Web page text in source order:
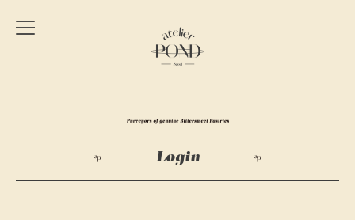
Atelier
Pond
Purveyors
of
genuine
Bittersweet
Login